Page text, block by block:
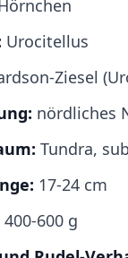
Urocitellus
Ziesel
nördliches
Tundra,
17-24 cm
400-600 g